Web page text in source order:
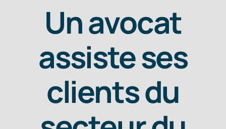
Secteurs
Services aux avocats
News
Un avocat
assiste ses
clients du